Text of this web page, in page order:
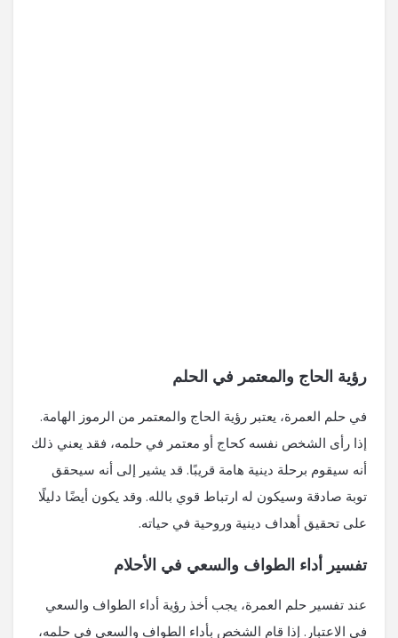
رؤية الحاج والمعتمر في الحلم
في حلم العمرة، يعتبر رؤية الحاج والمعتمر من الرموز الهامة.
إذا رأى الشخص نفسه كحاج أو معتمر في حلمه، فقد يعني ذلك
أنه سيقوم برحلة دينية هامة قريبًا. قد يشير إلى أنه سيحقق
توبة صادقة وسيكون له ارتباط قوي بالله. وقد يكون أيضًا دليلًا
على تحقيق أهداف دينية وروحية في حياته.
تفسير أداء الطواف والسعي في الأحلام
عند تفسير حلم العمرة، يجب أخذ رؤية أداء الطواف والسعي
في الاعتبار. إذا قام الشخص بأداء الطواف والسعي في حلمه،